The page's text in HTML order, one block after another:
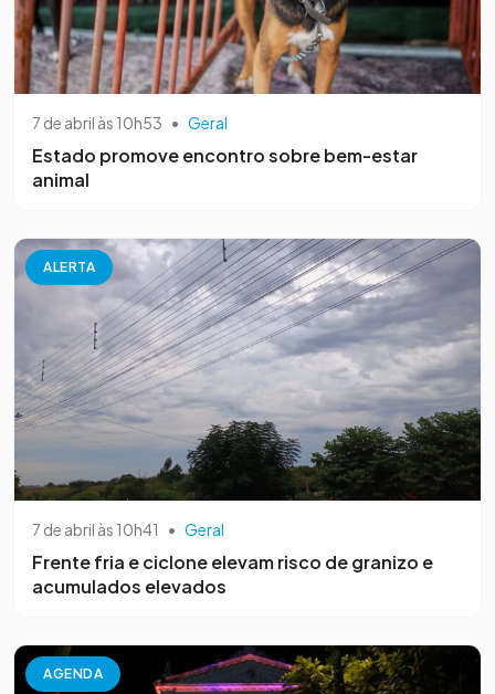
7 de abril às 10h53 • Geral
Estado promove encontro sobre bem-estar
animal
ALERTA
7 de abril às 10h41 • Geral
Frente fria e ciclone elevam risco de granizo e
acumulados elevados
AGENDA